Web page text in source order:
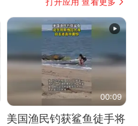
00:09
美国渔民钓获鲨鱼徒手将